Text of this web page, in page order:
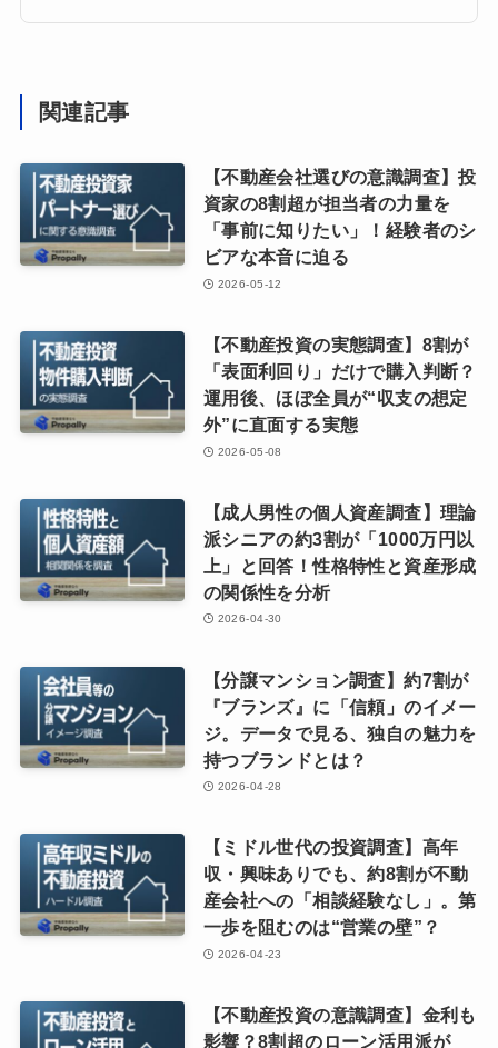
関連記事
【不動産会社選びの意識調査】投
資家の8割超が担当者の力量を
「事前に知りたい」！経験者のシ
ビアな本音に迫る
2026-05-12
【不動産投資の実態調査】8割が
「表面利回り」だけで購入判断？
運用後、ほぼ全員が“収支の想定
外”に直面する実態
2026-05-08
【成人男性の個人資産調査】理論
派シニアの約3割が「1000万円以
上」と回答！性格特性と資産形成
の関係性を分析
2026-04-30
【分譲マンション調査】約7割が
『ブランズ』に「信頼」のイメー
ジ。データで見る、独自の魅力を
持つブランドとは？
2026-04-28
【ミドル世代の投資調査】高年
収・興味ありでも、約8割が不動
産会社への「相談経験なし」。第
一歩を阻むのは“営業の壁”？
2026-04-23
【不動産投資の意識調査】金利も
影響？8割超のローン活用派が